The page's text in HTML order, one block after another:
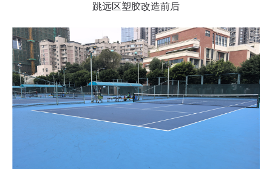
跳远区塑胶改造前后